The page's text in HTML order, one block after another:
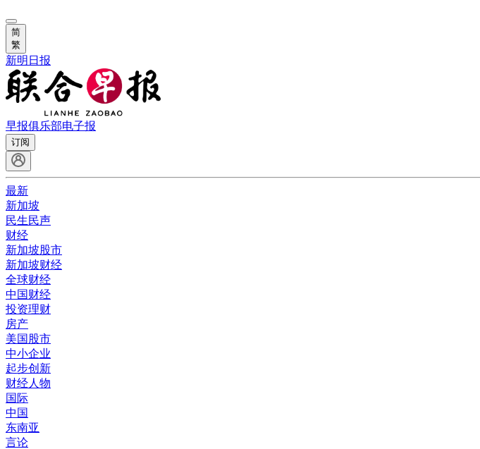
简
繁
新明日报
早报俱乐部电子报
订阅
最新
新加坡
民生民声
财经
新加坡股市
新加坡财经
全球财经
中国财经
投资理财
房产
美国股市
中小企业
起步创新
财经人物
国际
中国
东南亚
言论